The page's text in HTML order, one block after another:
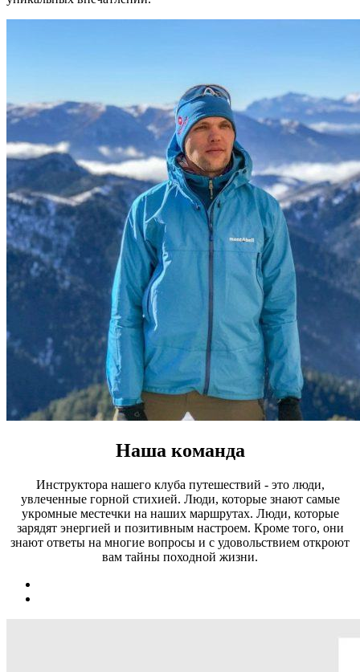
Наша команда
Инструктора нашего клуба путешествий - это люди,
увлеченные горной стихией. Люди, которые знают самые
укромные местечки на наших маршрутах. Люди, которые
зарядят энергией и позитивным настроем. Кроме того, они
знают ответы на многие вопросы и с удовольствием откроют
вам тайны походной жизни.